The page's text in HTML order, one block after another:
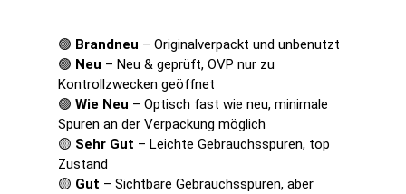
🟢 Brandneu – Originalverpackt und unbenutzt
🟢 Neu – Neu & geprüft, OVP nur zu
Kontrollzwecken geöffnet
🟢 Wie Neu – Optisch fast wie neu, minimale
Spuren an der Verpackung möglich
🟡 Sehr Gut – Leichte Gebrauchsspuren, top
Zustand
🟡 Gut – Sichtbare Gebrauchsspuren, aber